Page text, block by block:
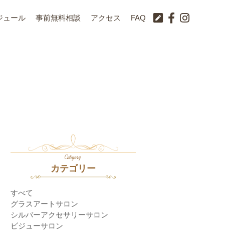
ュール 事前無料相談 アクセス FAQ
Category
カテゴリー
すべて
グラスアートサロン
シルバーアクセサリーサロン
ビジューサロン